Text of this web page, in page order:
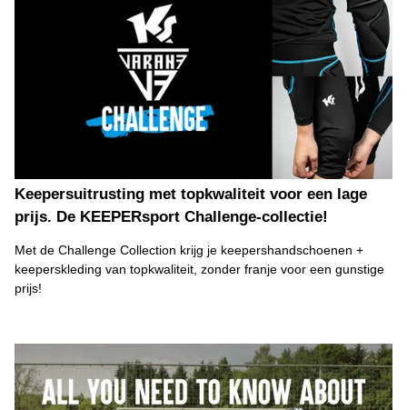
Keepersuitrusting met topkwaliteit voor een lage
prijs. De KEEPERsport Challenge-collectie!
Met de Challenge Collection krijg je keepershandschoenen +
keeperskleding van topkwaliteit, zonder franje voor een gunstige
prijs!